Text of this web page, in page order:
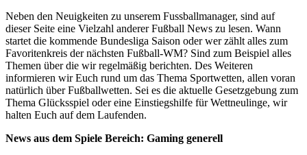
Neben den Neuigkeiten zu unserem Fussballmanager, sind auf
dieser Seite eine Vielzahl anderer Fußball News zu lesen. Wann
startet die kommende Bundesliga Saison oder wer zählt alles zum
Favoritenkreis der nächsten Fußball-WM? Sind zum Beispiel alles
Themen über die wir regelmäßig berichten. Des Weiteren
informieren wir Euch rund um das Thema Sportwetten, allen voran
natürlich über Fußballwetten. Sei es die aktuelle Gesetzgebung zum
Thema Glücksspiel oder eine Einstiegshilfe für Wettneulinge, wir
halten Euch auf dem Laufenden.
News aus dem Spiele Bereich: Gaming generell